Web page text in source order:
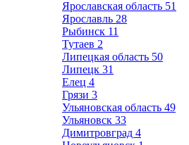
Ярославская область 51
Ярославль 28
Рыбинск 11
Тутаев 2
Липецкая область 50
Липецк 31
Елец 4
Грязи 3
Ульяновская область 49
Ульяновск 33
Димитровград 4